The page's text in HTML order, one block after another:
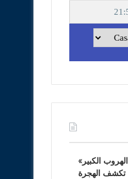
الكبير»
تكشف الهجرة